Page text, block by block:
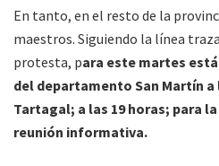
En tanto, en el resto de la
maestros. Siguiendo la línea
protesta, para este martes
del departamento San Martín
Tartagal; a las 19 horas; para
reunión informativa.